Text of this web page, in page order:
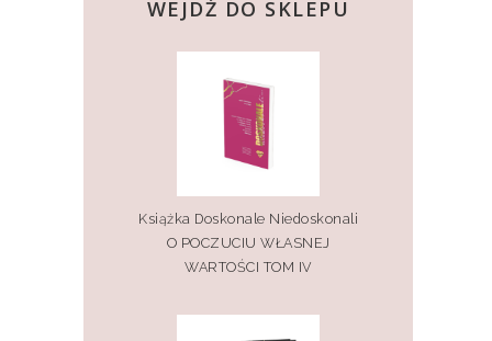
WEJDŹ DO SKLEPU
Książka Doskonale Niedoskonali
O POCZUCIU WŁASNEJ
WARTOŚCI TOM IV